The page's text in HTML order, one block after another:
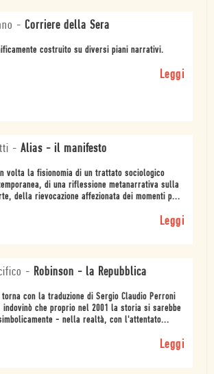
- Corriere della Sera
costruito su diversi piani narrativi.
Leggi
- Alias - il manifesto
volta la fisionomia di un trattato sociologico
di una riflessione metanarrativa sulla
della rievocazione affezionata dei momenti p...
Leggi
- Robinson - la Repubblica
con la traduzione di Sergio Claudio Perroni
che proprio nel 2001 la storia si sarebbe
- nella realtà, con l'attentato...
Leggi